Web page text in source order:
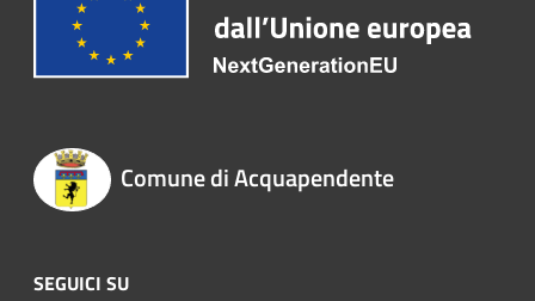
Comune di Acquapendente
SEGUICI SU